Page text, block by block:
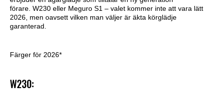
förare. W230 eller Meguro S1 – valet kommer inte att vara lätt
2026, men oavsett vilken man väljer är äkta körglädje
garanterad.
Färger för 2026*
W230: